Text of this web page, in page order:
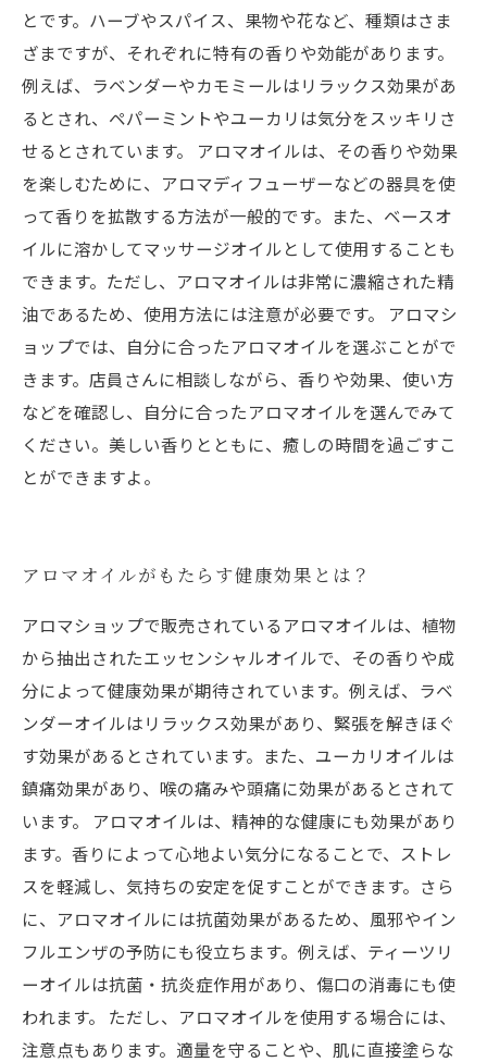
とです。ハーブやスパイス、果物や花など、種類はさま
ざまですが、それぞれに特有の香りや効能があります。
例えば、ラベンダーやカモミールはリラックス効果があ
るとされ、ペパーミントやユーカリは気分をスッキリさ
せるとされています。 アロマオイルは、その香りや効果
を楽しむために、アロマディフューザーなどの器具を使
って香りを拡散する方法が一般的です。また、ベースオ
イルに溶かしてマッサージオイルとして使用することも
できます。ただし、アロマオイルは非常に濃縮された精
油であるため、使用方法には注意が必要です。 アロマシ
ョップでは、自分に合ったアロマオイルを選ぶことがで
きます。店員さんに相談しながら、香りや効果、使い方
などを確認し、自分に合ったアロマオイルを選んでみて
ください。美しい香りとともに、癒しの時間を過ごすこ
とができますよ。
アロマオイルがもたらす健康効果とは？
アロマショップで販売されているアロマオイルは、植物
から抽出されたエッセンシャルオイルで、その香りや成
分によって健康効果が期待されています。例えば、ラベ
ンダーオイルはリラックス効果があり、緊張を解きほぐ
す効果があるとされています。また、ユーカリオイルは
鎮痛効果があり、喉の痛みや頭痛に効果があるとされて
います。 アロマオイルは、精神的な健康にも効果があり
ます。香りによって心地よい気分になることで、ストレ
スを軽減し、気持ちの安定を促すことができます。さら
に、アロマオイルには抗菌効果があるため、風邪やイン
フルエンザの予防にも役立ちます。例えば、ティーツリ
ーオイルは抗菌・抗炎症作用があり、傷口の消毒にも使
われます。 ただし、アロマオイルを使用する場合には、
注意点もあります。適量を守ることや、肌に直接塗らな